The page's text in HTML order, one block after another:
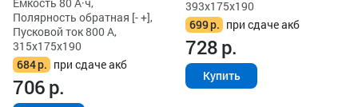
Полярность обратная [- +],
Пусковой ток 800 А,
315x175x190
684р. при сдаче акб
706р.
393x175x190
699р. при сдаче акб
728р.
Купить